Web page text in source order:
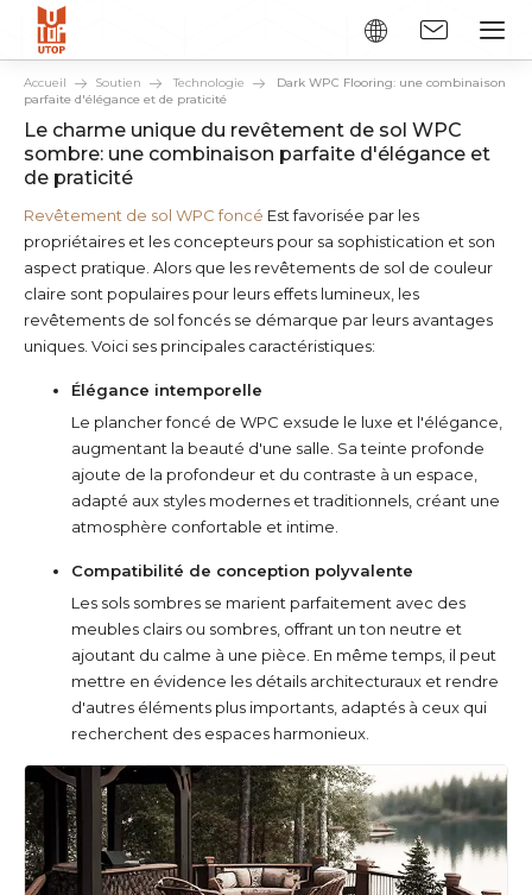
Accueil Soutien Technologie
Dark WPC Flooring: une combinaison
parfaite d'élégance et de praticité
Le charme unique du revêtement de sol WPC
sombre: une combinaison parfaite d'élégance et
de praticité
Revêtement de sol WPC foncé Est favorisée par les
propriétaires et les concepteurs pour sa sophistication et son
aspect pratique. Alors que les revêtements de sol de couleur
claire sont populaires pour leurs effets lumineux, les
revêtements de sol foncés se démarque par leurs avantages
uniques. Voici ses principales caractéristiques:
Élégance intemporelle
Le plancher foncé de WPC exsude le luxe et l'élégance,
augmentant la beauté d'une salle. Sa teinte profonde
ajoute de la profondeur et du contraste à un espace,
adapté aux styles modernes et traditionnels, créant une
atmosphère confortable et intime.
Compatibilité de conception polyvalente
Les sols sombres se marient parfaitement avec des
meubles clairs ou sombres, offrant un ton neutre et
ajoutant du calme à une pièce. En même temps, il peut
mettre en évidence les détails architecturaux et rendre
d'autres éléments plus importants, adaptés à ceux qui
recherchent des espaces harmonieux.